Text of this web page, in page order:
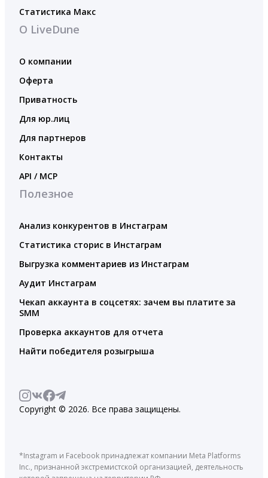
Статистика Макс
О LiveDune
О компании
Оферта
Приватность
Для юр.лиц
Для партнеров
Контакты
API / MCP
Полезное
Анализ конкурентов в Инстаграм
Статистика сторис в Инстаграм
Выгрузка комментариев из Инстаграм
Аудит Инстаграм
Чекап аккаунта в соцсетях: зачем вы платите за
SMM
Проверка аккаунтов для отчета
Найти победителя розыгрыша
Copyright © 2026. Все права защищены.
*Instagram и Facebook принадлежат компании Meta Platforms
Inc., признанной экстремистской организацией, деятельность